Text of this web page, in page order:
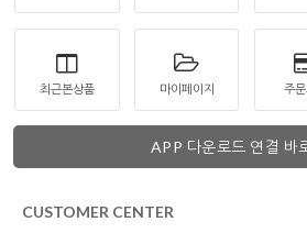
최근본상품 마이페이지 주
APP 다운로드 연결 바
CUSTOMER CENTER